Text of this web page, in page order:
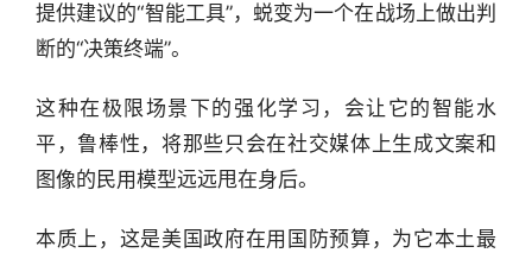
提供建议的“智能工具”，蜕变为一个在战场上做出判
断的“决策终端”。
这种在极限场景下的强化学习，会让它的智能水
平，鲁棒性，将那些只会在社交媒体上生成文案和
图像的民用模型远远甩在身后。
本质上，这是美国政府在用国防预算，为它本土最